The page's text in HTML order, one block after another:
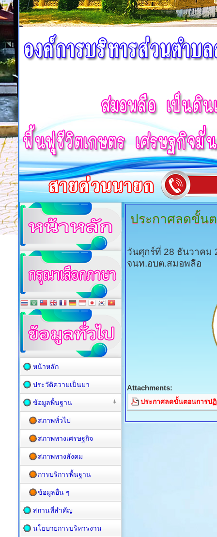
ประกาศลดขั้น
วันศุกร์ที่ 28 ธันวาคม
จนท.อบต.สมอพลือ
Attachments:
ประกาศลดขั้นตอนการป
หน้าหลัก
ประวัติความเป็นมา
ข้อมูลพื้นฐาน
สภาพทั่วไป
สภาพทางเศรษฐกิจ
สภาพทางสังคม
การบริการพื้นฐาน
ข้อมูลอื่น ๆ
สถานที่สำคัญ
นโยบายการบริหารงาน